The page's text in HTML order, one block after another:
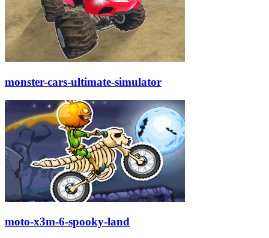
monster-cars-ultimate-simulator
moto-x3m-6-spooky-land